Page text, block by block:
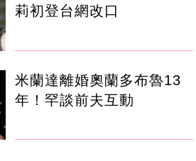
莉初登台網改口
米蘭達離婚奧蘭多布魯13
年！罕談前夫互動